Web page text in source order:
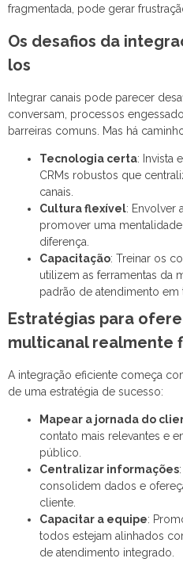
fragmentada, pode gerar
Os desafios da
los
Integrar canais pode parecer
conversam, processos
barreiras comuns. Mas há
Tecnologia certa: Invista
CRMs robustos que
canais.
Cultura flexível: Envolver
promover uma
diferença.
Capacitação: Treinar os
utilizem as ferramentas da
padrão de atendimento em
Estratégias para
multicanal realmente
A integração eficiente começa
de uma estratégia de sucesso:
Mapear a jornada do
contato mais relevantes e
público.
Centralizar informações
consolidem dados e
cliente.
Capacitar a equipe:
todos estejam alinhados
de atendimento integrado.